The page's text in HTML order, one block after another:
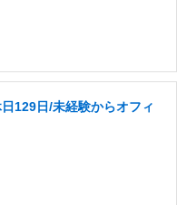
129日/未経験からオフィ